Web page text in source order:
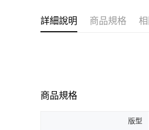
詳細說明 商品規格
商品規格
版型